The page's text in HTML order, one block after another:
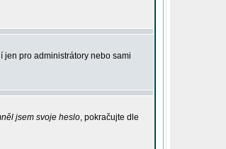
jen pro administrátory nebo sami
jsem svoje heslo, pokračujte dle